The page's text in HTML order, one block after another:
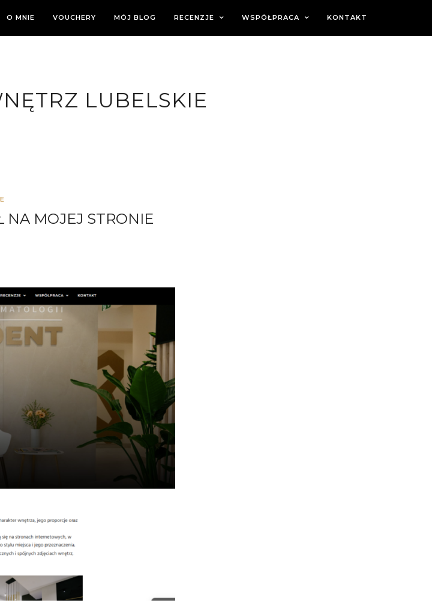
O MNIE VOUCHERY MÓJ BLOG RECENZJE WSPÓŁPRACA KONTAKT
LUBELSKIE
NA MOJEJ STRONIE